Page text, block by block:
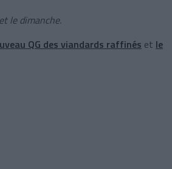
le dimanche.
QG des viandards raffinés et le